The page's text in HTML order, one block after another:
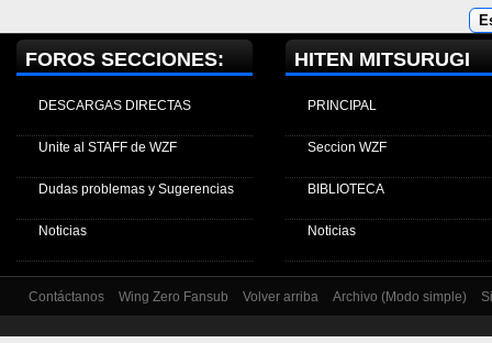
FOROS SECCIONES:
DESCARGAS DIRECTAS
Unite al STAFF de WZF
Dudas problemas y Sugerencias
Noticias
HITEN MITSURUGI
PRINCIPAL
Seccion WZF
BIBLIOTECA
Noticias
Contáctanos Wing Zero Fansub Volver arriba Archivo (Modo simple)